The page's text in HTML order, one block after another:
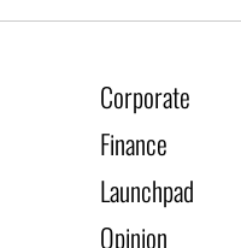
Corporate
Finance
Launchpad
Opinion